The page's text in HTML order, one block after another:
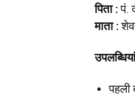
पिता :पं.
माता :
उपलब्धियां
पहली